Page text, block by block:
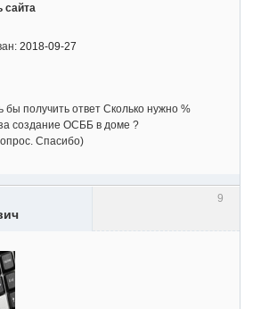
сайта
2018-09-27
бы получить ответ Сколько нужно %
создание ОСББ в доме ?
Спасибо)
9